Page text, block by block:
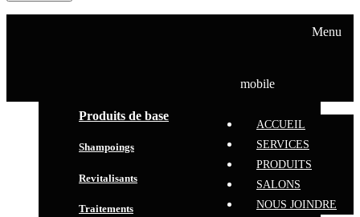
Produits de base
Shampoings
Revitalisants
Traitements
Menu
mobile
ACCUEIL
SERVICES
PRODUITS
SALONS
NOUS JOINDRE